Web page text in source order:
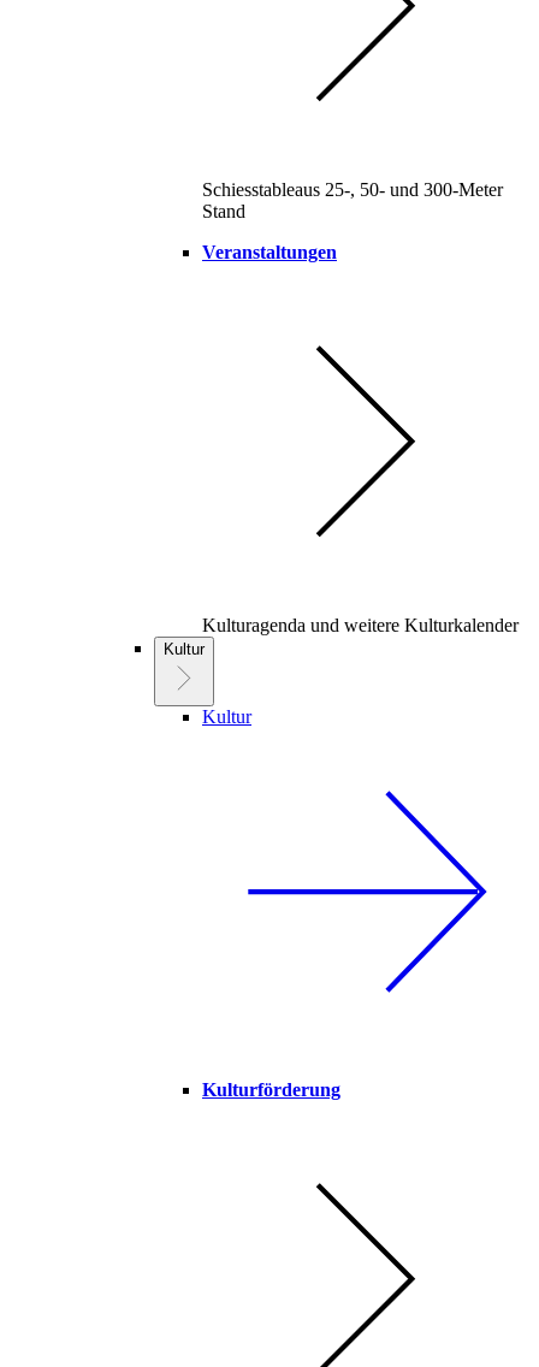
Schiesstableaus 25-, 50- und 300-Meter
Stand
Veranstaltungen
Kulturagenda und weitere Kulturkalender
Kultur
Kultur
Kulturförderung